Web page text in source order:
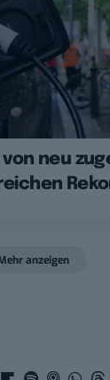
von neu
anzeigen